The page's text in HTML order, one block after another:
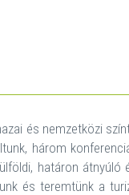
és nemzetközi
három
határon átnyúló
és teremtünk a